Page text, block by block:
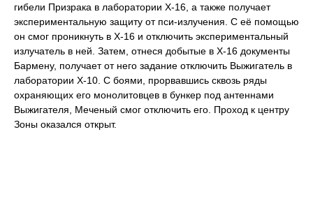
гибели Призрака в лаборатории X-16, а также получает
экспериментальную защиту от пси-излучения. С её помощью
он смог проникнуть в X-16 и отключить экспериментальный
излучатель в ней. Затем, отнеся добытые в X-16 документы
Бармену, получает от него задание отключить Выжигатель в
лаборатории Х-10. С боями, прорвавшись сквозь ряды
охраняющих его монолитовцев в бункер под антеннами
Выжигателя, Меченый смог отключить его. Проход к центру
Зоны оказался открыт.